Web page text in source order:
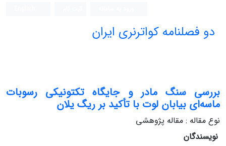
دو فصلنامه کواترنری ایران
بررسی سنگ مادر و جایگاه تکتونیکی رسوبات
ماسه‌ای بیابان لوت با تأکید بر ریگ یلان
نوع مقاله : مقاله پژوهشی
نویسندگان